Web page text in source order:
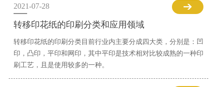
2021-07-28
转移印花纸的印刷分类和应用领域
转移印花纸的印刷分类目前行业内主要分成四大类，分别是：凹
印，凸印，平印和网印，其中平印是技术相对比较成熟的一种印
刷工艺，且是使用较多的一种。